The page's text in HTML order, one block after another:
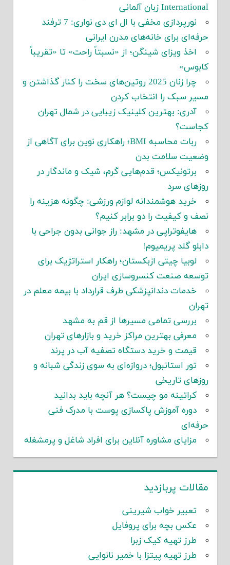
International زبان آلمانی
نورپردازی مخفی با ال ای دی نواری: 7 ترفند
حرفه‌ای برای خانه‌های مدرن ایرانی
اخذ ویزای شینگن؛ از «نسبتاً راحت» تا «تقریباً
کابوس»
چرا زنان 2025 روتین‌های سخت را کنار گذاشتن و
مسیر سبک را انتخاب کردن
آدری: بهترین کلینیک زیبایی در شمال تهران
کجاست؟
ربات محاسبه BMI؛ راهکاری نوین برای آگاهی از
وضعیت سلامت بدن
برتونیکس؛ قدم‌هایی گرم، شیک و ماندگار در
روزهای سرد
خرید هوشمندانه لوازم ورزشی: چگونه هزینه را
نصف و کیفیت را دو برابر کنیم؟
هایفوتراپی در مشهد: راز جوانی بدون جراحی با
دابلو گلد پریمیوم!
لوبیا چیتی ازبکستان؛ راهکار استراتژیک برای
توسعه صنعت کنسروسازی ایران
خدمات دندانپزشکی طرف قرارداد با بیمه معلم در
تهران
بررسی تمامی مسیرها از قم به مشهد
معرفی بهترین مراکز خرید و بازارهای تهران
قیمت و خرید دستگاه تصفیه آب در پرند
تور استانبول؛ دروازه‌ای به سوی زندگی شبانه و
روزهای تاریخی
کراتینه مو چیست؟ هر آنچه باید بدانید
دوره آموزش پاکسازی پوست با مدرک فنی
حرفه‌ای
مزایای مشاوره آنلاین برای افراد شاغل و پرمشغله
مقالات پربازدید
تعبیر خواب شیرینی
عکس بچه برای پروفایل
طرز تهیه کیک زبرا
طرز تهیه پیتزا با خمیر نانوایی